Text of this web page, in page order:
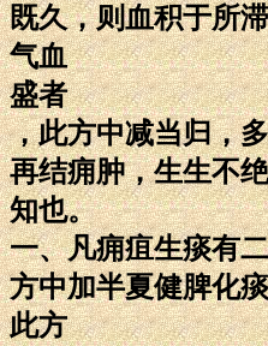
既久，则血积于所
气血
盛者
，此方中减当归，
再结痈肿，生生不
知也。
一、凡痈疽生痰有
方中加半夏健脾化
此方